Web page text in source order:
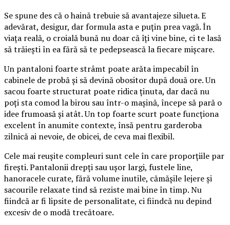
Se spune des că o haină trebuie să avantajeze silueta. E
adevărat, desigur, dar formula asta e puțin prea vagă. În
viața reală, o croială bună nu doar că îți vine bine, ci te lasă
să trăiești în ea fără să te pedepsească la fiecare mișcare.
Un pantaloni foarte strâmt poate arăta impecabil în
cabinele de probă și să devină obositor după două ore. Un
sacou foarte structurat poate ridica ținuta, dar dacă nu
poți sta comod la birou sau într-o mașină, începe să pară o
idee frumoasă și atât. Un top foarte scurt poate funcționa
excelent în anumite contexte, însă pentru garderoba
zilnică ai nevoie, de obicei, de ceva mai flexibil.
Cele mai reușite compleuri sunt cele în care proporțiile par
firești. Pantalonii drepți sau ușor largi, fustele line,
hanoracele curate, fără volume inutile, cămășile lejere și
sacourile relaxate tind să reziste mai bine în timp. Nu
fiindcă ar fi lipsite de personalitate, ci fiindcă nu depind
excesiv de o modă trecătoare.